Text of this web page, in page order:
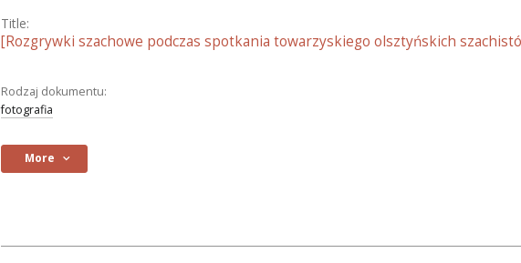
Title:
[Rozgrywki szachowe podczas spotkania towarzyskiego olsztyńskich
Rodzaj dokumentu:
fotografia
More